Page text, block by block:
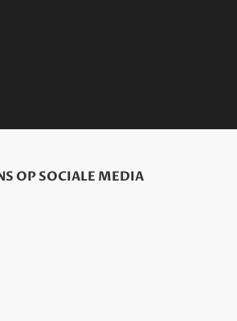
OP SOCIALE MEDIA